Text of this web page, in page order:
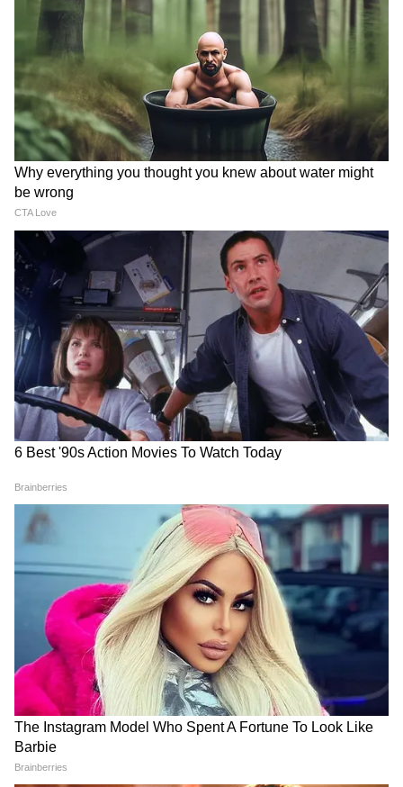
LATEST VIDEOS
Modi in IIT Delhi: '1 लाख करोड़..अंग्रेजी में
बोलूं', देश के युवाओं को Modi ने दिया बहुत बड़ा
टास्क
देर रात Rishabh Pant की इस शिकायत पर
CM Pushkar Dhami की पहली प्रतिक्रिया